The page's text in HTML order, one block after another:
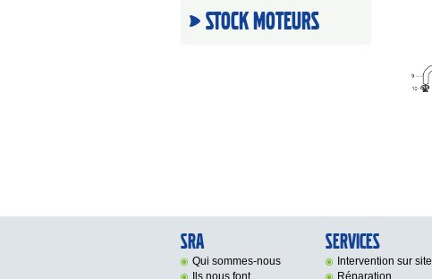
Stock moteurs
SRA
Qui sommes-nous
Ils nous font
Services
Intervention sur site
Réparation